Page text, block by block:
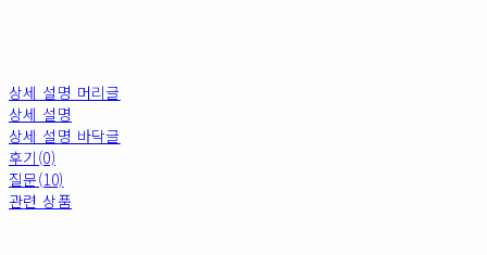
상세 설명 머리글
상세 설명
상세 설명 바닥글
후기(0)
질문(10)
관련 상품